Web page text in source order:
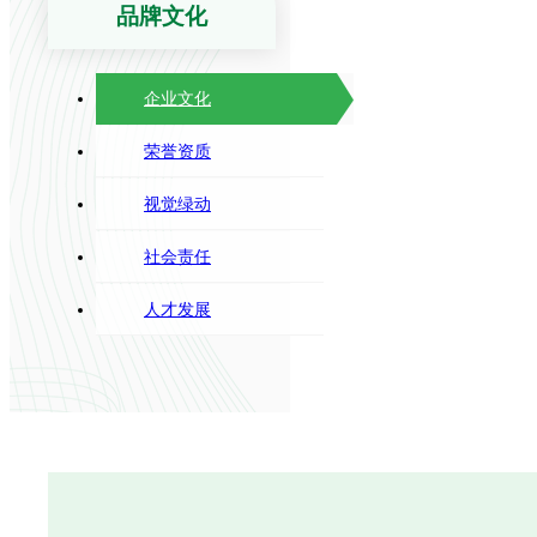
品牌文化
企业文化
荣誉资质
视觉绿动
社会责任
人才发展